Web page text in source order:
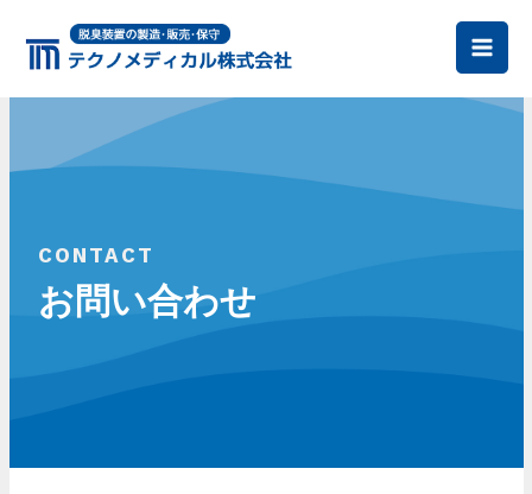
Main
CONTACT
お問い合わせ